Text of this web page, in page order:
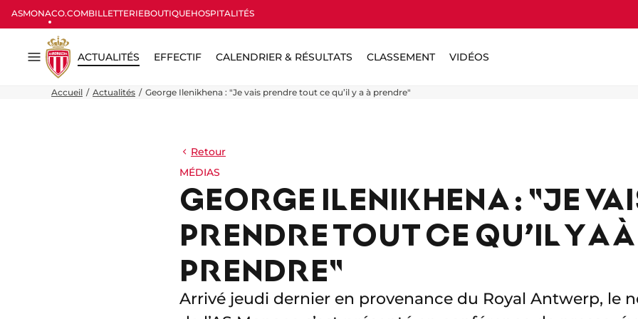
ASMONACO.COMBILLETTERIEBOUTIQUEHOSPITALITÉS
Menu
ACTUALITÉS EFFECTIF CALENDRIER & RÉSULTATS CLASSEMENT VIDÉOS
Accueil Actualités George Ilenikhena : "Je vais prendre tout ce qu’il y a à prendre"
Retour
MÉDIAS
GEORGE ILENIKHENA : "JE
PRENDRE TOUT CE QU’IL Y A À
PRENDRE"
Arrivé jeudi dernier en provenance du Royal Antwerp, le